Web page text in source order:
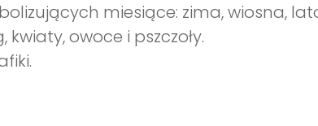
miesiące: zima, wiosna,
owoce i pszczoły.